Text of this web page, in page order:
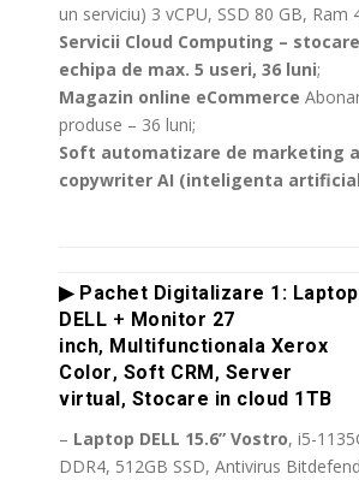
un serviciu) 3 vCPU, SSD 80 GB, Ram
Servicii Cloud Computing –
echipa de max. 5 useri, 36 luni;
Magazin online eCommerce
produse – 36 luni;
Soft automatizare de marketing
copywriter AI (inteligenta
▶ Pachet Digitalizare 1: Laptop
DELL + Monitor 27
inch, Multifunctionala Xerox
Color, Soft CRM, Server
virtual, Stocare in cloud 1TB
– Laptop DELL 15.6” Vostro, i5-
DDR4, 512GB SSD, Antivirus